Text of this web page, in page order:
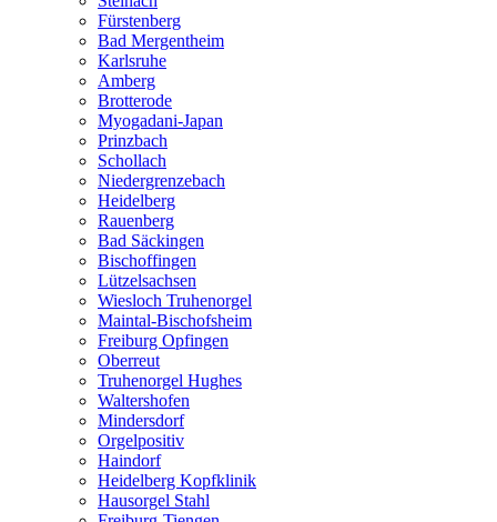
Fürstenberg
Bad Mergentheim
Karlsruhe
Amberg
Brotterode
Myogadani-Japan
Prinzbach
Schollach
Niedergrenzebach
Heidelberg
Rauenberg
Bad Säckingen
Bischoffingen
Lützelsachsen
Wiesloch Truhenorgel
Maintal-Bischofsheim
Freiburg Opfingen
Oberreut
Truhenorgel Hughes
Waltershofen
Mindersdorf
Orgelpositiv
Haindorf
Heidelberg Kopfklinik
Hausorgel Stahl